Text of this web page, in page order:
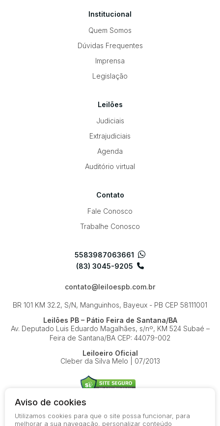
Institucional
Quem Somos
Dúvidas Frequentes
Imprensa
Legislação
Leilões
Judiciais
Extrajudiciais
Agenda
Auditório virtual
Contato
Fale Conosco
Trabalhe Conosco
5583987063661
(83) 3045-9205
contato@leiloespb.com.br
BR 101 KM 32.2, S/N, Manguinhos, Bayeux - PB CEP 58111001
Leilões PB – Pátio Feira de Santana/BA
Av. Deputado Luis Eduardo Magalhães, s/nº, KM 524Subaé –
Feira de Santana/BA CEP: 44079-002
Leiloeiro Oficial
Cleber da Silva Melo | 07/2013
© 2026-present - Todos os direitos reservados
Aviso de cookies
Utilizamos cookies para que o site possa funcionar, para
melhorar a sua navegação, personalizar conteúdo